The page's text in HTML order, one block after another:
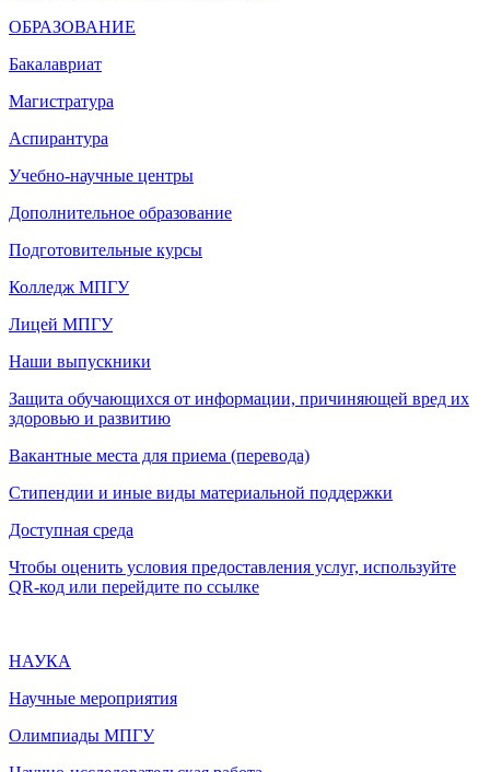
ОБРАЗОВАНИЕ
Бакалавриат
Магистратура
Аспирантура
Учебно-научные центры
Дополнительное образование
Подготовительные курсы
Колледж МПГУ
Лицей МПГУ
Наши выпускники
Защита обучающихся от информации, причиняющей вред их
здоровью и развитию
Вакантные места для приема (перевода)
Стипендии и иные виды материальной поддержки
Доступная среда
Чтобы оценить условия предоставления услуг, используйте
QR-код или перейдите по ссылке
НАУКА
Научные мероприятия
Олимпиады МПГУ